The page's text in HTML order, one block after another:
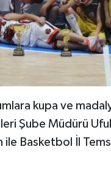
kupa ve
Şube Müdürü
ile Basketbol İl